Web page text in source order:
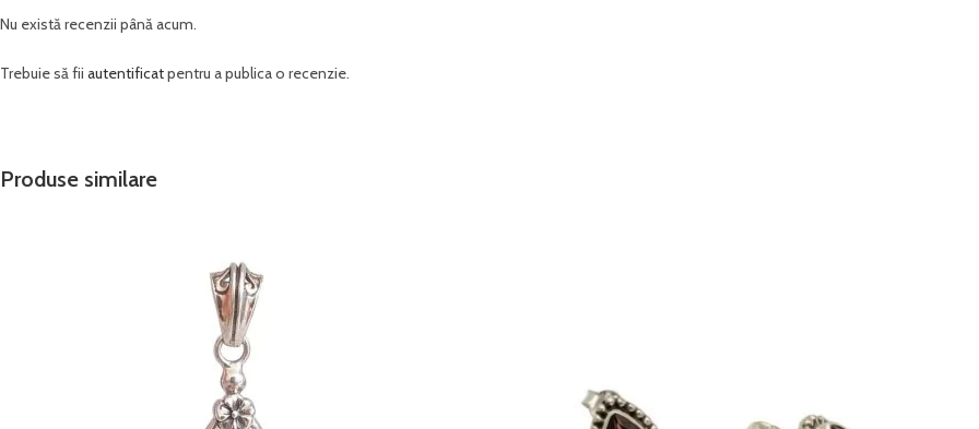
Nu există recenzii până acum.
Trebuie să fii autentificatpentru a publica o recenzie.
Produse similare